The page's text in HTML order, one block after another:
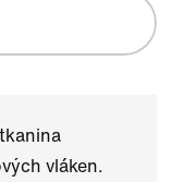
vláken.